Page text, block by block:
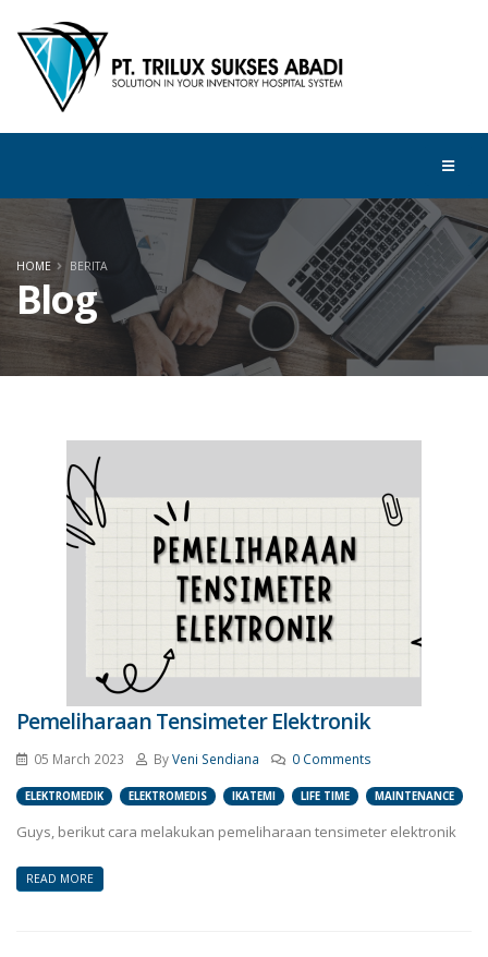
HOME BERITA
Blog
Pemeliharaan Tensimeter Elektronik
05 March 2023 ByVeni Sendiana 0 Comments
ELEKTROMEDIK ELEKTROMEDIS IKATEMI LIFE TIME MAINTENANCE
Guys, berikut cara melakukan pemeliharaan tensimeter elektronik
READ MORE